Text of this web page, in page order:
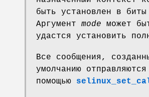
быть установлен в
Аргумент mode может
удастся установить
Все сообщения,
умолчанию
помощью